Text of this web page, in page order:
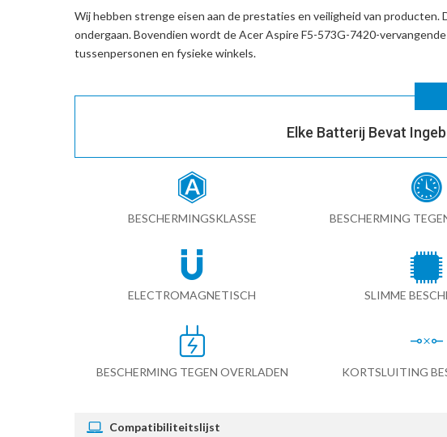
Wij hebben strenge eisen aan de prestaties en veiligheid van producten.
ondergaan. Bovendien wordt deAcer Aspire F5-573G-7420-
tussenpersonen en fysieke winkels.
Elke Batterij Bevat
BESCHERMINGSKLASSE BESCHERMING
ELECTROMAGNETISCH SLIMME
BESCHERMING TEGEN OVERLADEN KORTSLUITING
Compatibiliteitslijst